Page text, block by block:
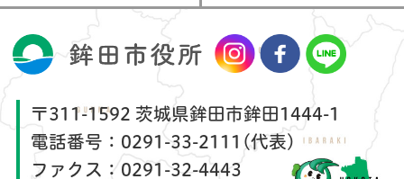
〒311-1592 茨城県鉾田市鉾田1444-1
電話番号： 0291-33-2111(代表)
ファクス： 0291-32-4443